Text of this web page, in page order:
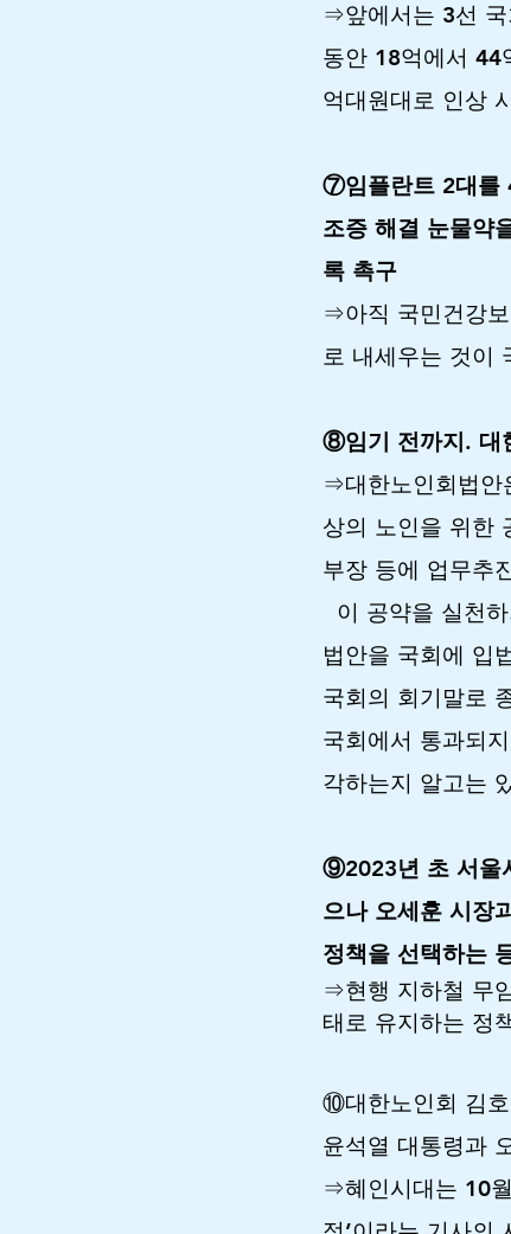
⇒앞에서는 3선 국
동안 18억에서 44
억대원대로 인상
⑦임플란트 2대를
조증 해결 눈물약
록 촉구
⇒아직 국민건강
로 내세우는 것이
⑧임기 전까지. 대
⇒대한노인회법안
상의 노인을 위한
부장 등에 업무추
이 공약을 실천
법안을 국회에 입
국회의 회기말로
국회에서 통과되
각하는지 알고는
⑨2023년 초 서울
으나 오세훈 시장
정책을 선택하는
⇒현행 지하철 무
태로 유지하는 정
⑩대한노인회 김
윤석열 대통령과
⇒혜인시대는 10